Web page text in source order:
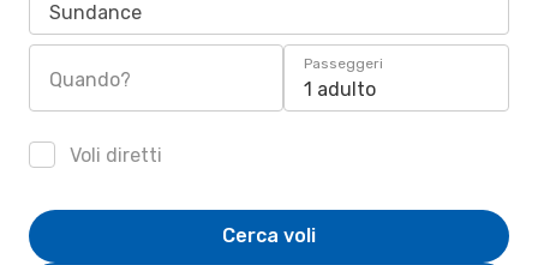
Sundance
Quando?
Passeggeri
1 adulto
Voli diretti
Cerca voli